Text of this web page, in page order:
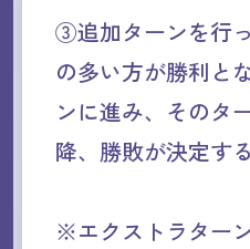
③追加ターンを行
の多い方が勝利と
ンに進み、そのタ
降、勝敗が決定す
※エクストラター